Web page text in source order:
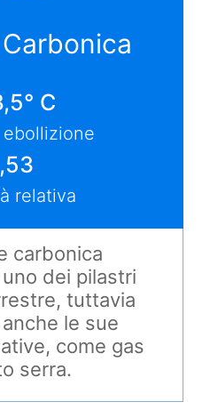
C
relativa
carbonica
dei pilastri
tuttavia
le sue
come gas
serra.